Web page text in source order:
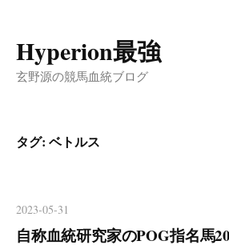
コ
ン
ツ
へ
ッ
プ
Hyperion最強
玄野源の競馬血統ブログ
タグ: ベトルス
2023-05-31
自称血統研究家のPOG指名馬